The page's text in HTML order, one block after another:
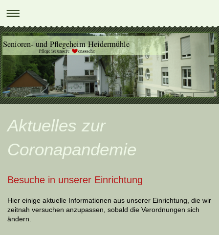
Senioren- und Pflegeheim Heidermühle
Aktuelles zur
Coronapandemie
Besuche in unserer Einrichtung
Hier einige aktuelle Informationen aus unserer Einrichtung, die wir
zeitnah versuchen anzupassen, sobald die Verordnungen sich
ändern.